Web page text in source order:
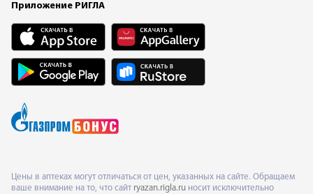
Приложение РИГЛА
Цены в аптеках могут отличаться от цен, указанных на сайте. Обращаем
ваше внимание на то, что сайт ryazan.rigla.ru носит исключительно